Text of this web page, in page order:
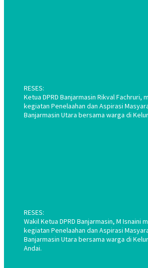
RESES:
Ketua DPRD Banjarmasin Rikval Fachruri,
kegiatan Penelaahan dan Aspirasi
Banjarmasin Utara bersama warga di
RESES:
Wakil Ketua DPRD Banjarmasin, M Isnaini
kegiatan Penelaahan dan Aspirasi
Banjarmasin Utara bersama warga di
Andai.